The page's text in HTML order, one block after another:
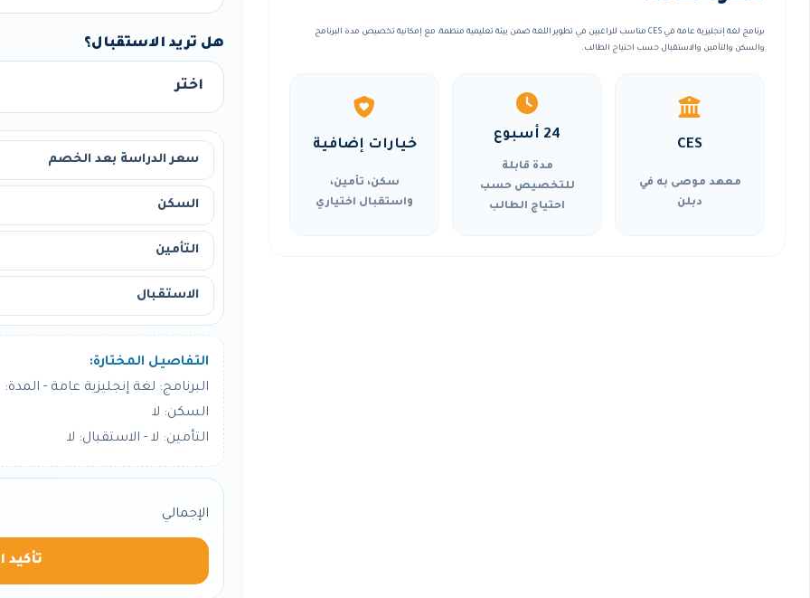
برنامج لغة إنجليزية عامة في CES مناسب للراغبين في تطوير اللغة ضمن بيئة تعليمية منظمة، مع إمكانية تخصيص مدة البرنامج
والسكن والتأمين والاستقبال حسب احتياج الطالب.
CES
معهد موصى به في
دبلن
24 أسبوع
مدة قابلة
للتخصيص حسب
احتياج الطالب
خيارات إضافية
سكن، تأمين،
واستقبال اختياري
هل تريد الاستقبال؟
سعر الدراسة بعد الخصم
السكن
التأمين
الاستقبال
التفاصيل المختارة:
البرنامج: لغة إنجليزية عامة - المدة: 24 أسبوع
السكن: لا
التأمين: لا - الاستقبال: لا
الإجمالي
تأكيد